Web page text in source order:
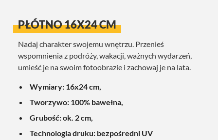
PŁÓTNO 16X24 CM
Nadaj charakter swojemu wnętrzu. Przenieś
wspomnienia z podróży, wakacji, ważnych wydarzeń,
umieść je na swoim fotoobrazie i zachowaj je na lata.
Wymiary: 16x24 cm,
Tworzywo: 100% bawełna,
Grubość: ok. 2 cm,
Technologia druku: bezpośredni UV